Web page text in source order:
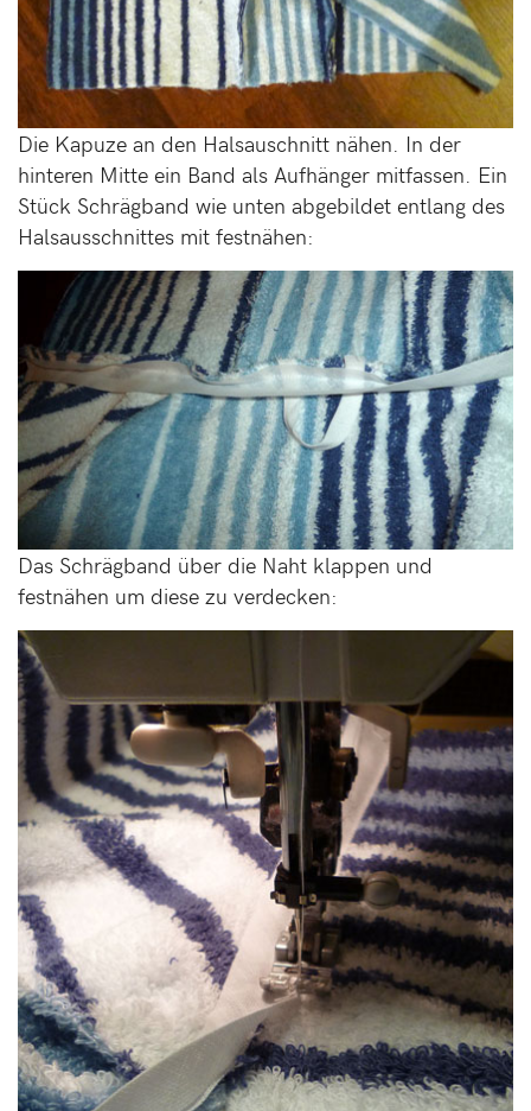
Die Kapuze an den Halsauschnitt nähen. In der
hinteren Mitte ein Band als Aufhänger mitfassen. Ein
Stück Schrägband wie unten abgebildet entlang des
Halsausschnittes mit festnähen:
Das Schrägband über die Naht klappen und
festnähen um diese zu verdecken: